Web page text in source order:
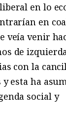
en lo
en
veía venir
de
con la
esta ha
social y